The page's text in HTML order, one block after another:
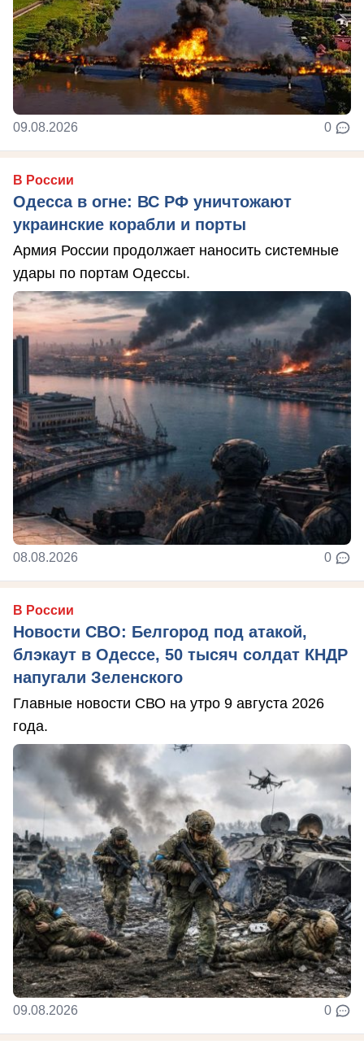
09.08.2026 0
В России
Одесса в огне: ВС РФ уничтожают
украинские корабли и порты
Армия России продолжает наносить системные
удары по портам Одессы.
08.08.2026 0
В России
Новости СВО: Белгород под атакой,
блэкаут в Одессе, 50 тысяч солдат КНДР
напугали Зеленского
Главные новости СВО на утро 9 августа 2026
года.
09.08.2026 0